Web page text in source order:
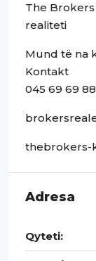
The Brokers
realiteti
Mund të na
Kontakt
045 69 69 88
thebrokers-
Adresa
Qyteti: